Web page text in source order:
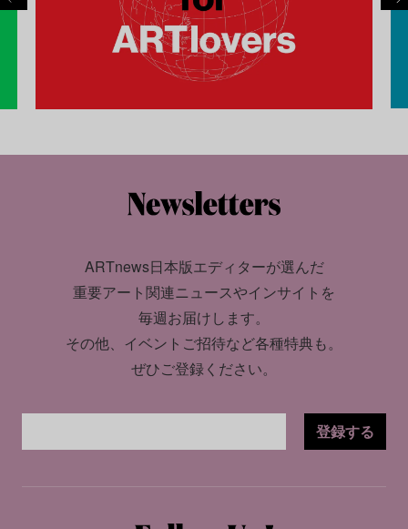
ARTnews日本版エディターが選んだ
重要アート関連ニュースやインサイトを
毎週お届けします。
その他、イベントご招待など各種特典も。
ぜひご登録ください。
登録する